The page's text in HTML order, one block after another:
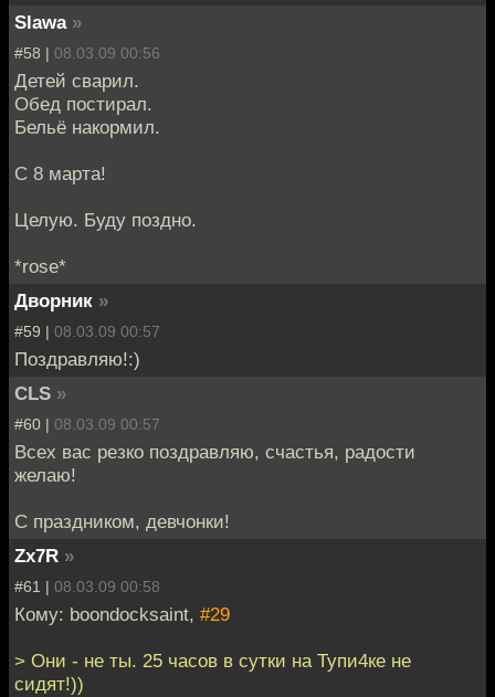
Slawa »
#58 | 08.03.09 00:56
Детей сварил.
Обед постирал.
Бельё накормил.
С 8 марта!
Целую. Буду поздно.
*rose*
Дворник »
#59 | 08.03.09 00:57
Поздравляю!:)
CLS »
#60 | 08.03.09 00:57
Всех вас резко поздравляю, счастья, радости
желаю!
С праздником, девчонки!
Zx7R »
#61 | 08.03.09 00:58
Кому: boondocksaint, #29
> Они - не ты. 25 часов в сутки на Тупи4ке не
сидят!))